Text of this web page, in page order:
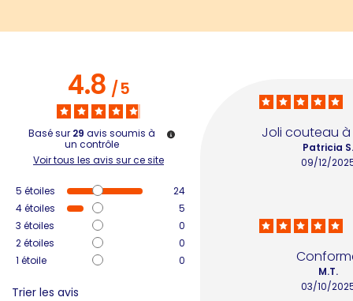
4.8/5
Basé sur 29 avis soumis à
un contrôle
Voir tous les avis sur ce site
5 étoiles
24
4étoiles
5
3 étoiles
0
2étoiles
0
1 étoile 0
Trier les avis
Joli couteau
09/12/
Patricia S.
03/10/
M.T.